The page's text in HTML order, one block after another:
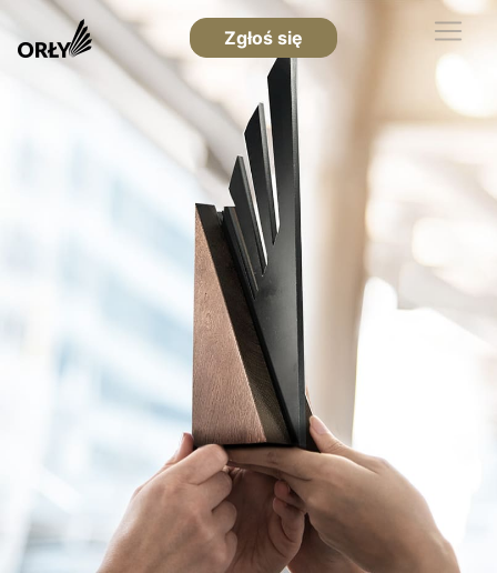
Zgłoś się